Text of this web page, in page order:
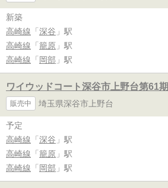
新築
高崎線 「 深谷 」駅
高崎線 「 籠原 」駅
高崎線 「 岡部 」駅
ワイウッドコート深谷市上野台第61期
販売中 埼玉県深谷市上野台
予定
高崎線 「 深谷 」駅
高崎線 「 籠原 」駅
高崎線 「 岡部 」駅